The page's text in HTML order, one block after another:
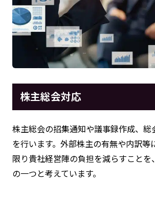
株主総会対応
株主総会の招集通知や議事録作成、総
を行います。外部株主の有無や内訳等
限り貴社経営陣の負担を減らすことを
の一つと考えています。